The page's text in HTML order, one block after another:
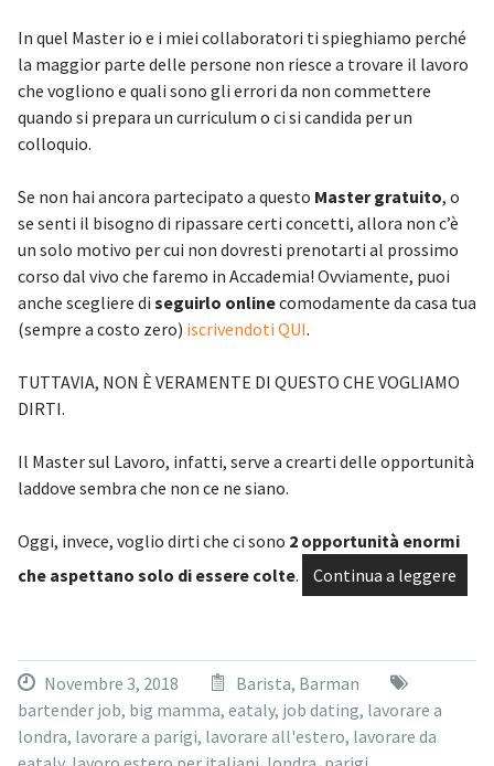
In quel Master io e i miei collaboratori ti spieghiamo perché
la maggior parte delle persone non riesce a trovare il lavoro
che vogliono e quali sono gli errori da non commettere
quando si prepara un curriculum o ci si candida per un
colloquio.
Se non hai ancora partecipato a questo Master gratuito, o
se senti il bisogno di ripassare certi concetti, allora non c’è
un solo motivo per cui non dovresti prenotarti al prossimo
corso dal vivo che faremo in Accademia! Ovviamente, puoi
anche scegliere di seguirlo onlinecomodamente da casa tua
(sempre a costo zero) iscrivendoti QUI.
TUTTAVIA, NON È VERAMENTE DI QUESTO CHE VOGLIAMO
DIRTI.
Il Master sul Lavoro, infatti, serve a crearti delle opportunità
laddove sembra che non ce ne siano.
Oggi, invece, voglio dirti che ci sono 2 opportunità enormi
che aspettano solo di essere colte. Continua a leggere
Novembre 3, 2018 Barista, Barman
bartender job, big mamma, eataly, job dating, lavorare a
londra, lavorare a parigi, lavorare all'estero, lavorare da